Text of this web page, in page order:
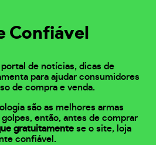
Confiável
de notícias, dicas de
para ajudar consumidores
de compra e venda.
são as melhores armas
então, antes de comprar
gratuitamente se o site, loja
confiável.